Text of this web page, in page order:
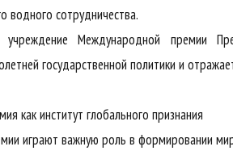
водного сотрудничества.
Международной премии
государственной политики и
как институт глобального признания
играют важную роль в формировании